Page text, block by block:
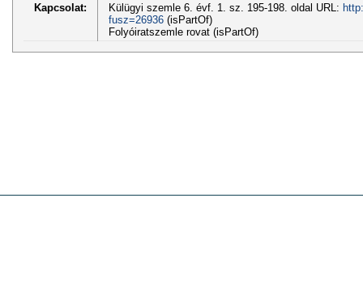
Kapcsolat:
Külügyi szemle 6. évf. 1. sz. 195-198. oldal URL:
fusz=26936(isPartOf)
Folyóiratszemle rovat (isPartOf)